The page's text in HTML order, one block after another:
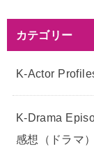
カテゴリー
K-Actor
K-Drama
感想（ドラマ）